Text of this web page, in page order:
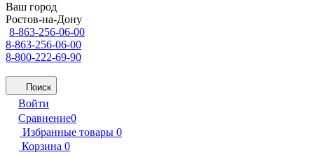
Ваш город
Ростов-на-Дону
8-863-256-06-00
8-863-256-06-00
8-800-222-69-90
Поиск
Войти
Сравнение0
Избранные товары 0
Корзина 0